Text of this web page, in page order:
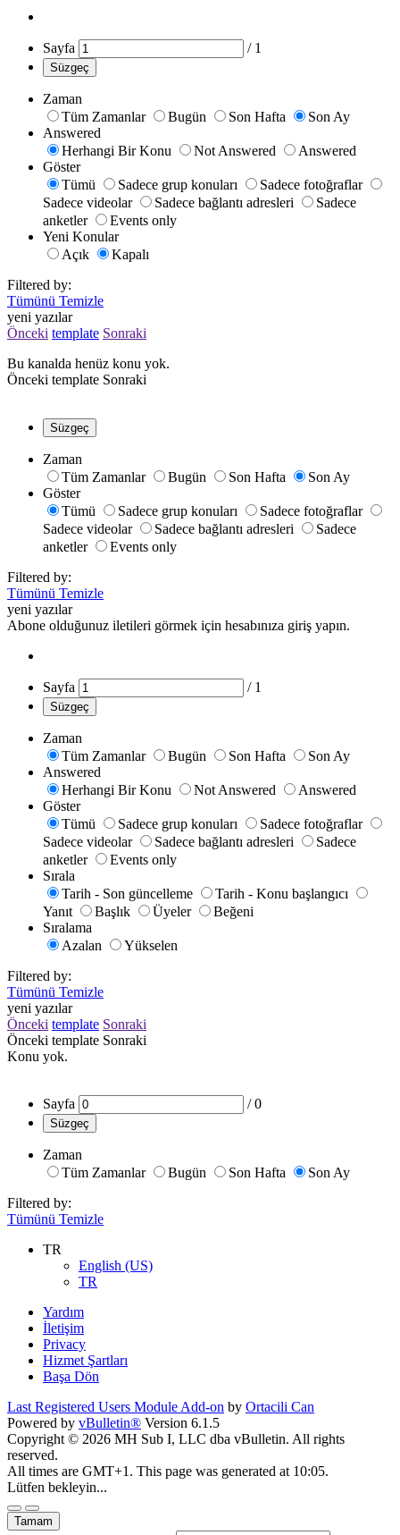
Sayfa / 1
Süzgeç
Zaman
Tüm Zamanlar
Bugün Son Hafta
Son Ay
Answered
Herhangi Bir Konu
Not Answered
Answered
Göster
Tümü
Sadece grup konuları
Sadece fotoğraflar
Sadece videolar
Sadece bağlantı adresleri
Sadece
anketler
Events only
Yeni Konular
Açık
Kapalı
Filtered by:
Tümünü Temizle
yeni yazılar
Önceki template Sonraki
Bu kanalda henüz konu yok.
Önceki template Sonraki
Süzgeç
Zaman
Tüm Zamanlar
Bugün Son Hafta
Son Ay
Göster
Tümü
Sadece grup konuları
Sadece fotoğraflar
Sadece videolar
Sadece bağlantı adresleri
Sadece
anketler
Events only
Filtered by:
Tümünü Temizle
yeni yazılar
Abone olduğunuz iletileri görmek için hesabınıza giriş yapın.
Sayfa / 1
Süzgeç
Zaman
Tüm Zamanlar
Bugün Son Hafta
Son Ay
Answered
Herhangi Bir Konu
Not Answered
Answered
Göster
Tümü
Sadece grup konuları
Sadece fotoğraflar
Sadece videolar
Sadece bağlantı adresleri
Sadece
anketler
Events only
Sırala
Tarih - Son güncelleme
Tarih - Konu başlangıcı
Yanıt
Başlık Üyeler
Beğeni
Sıralama
Azalan
Yükselen
Filtered by:
Tümünü Temizle
yeni yazılar
Önceki template Sonraki
Önceki template Sonraki
Konu yok.
Sayfa /0
Süzgeç
Zaman
Tüm Zamanlar
Bugün Son Hafta
Son Ay
Filtered by:
Tümünü Temizle
TR
English (US)
TR
Yardım
İletişim
Privacy
Hizmet Şartları
Başa Dön
Last Registered Users Module Add-on by Ortacili Can
Powered by vBulletin® Version 6.1.5
Copyright © 2026 MH Sub I, LLC dba vBulletin. All rights
reserved.
All times are GMT+1. This page was generated at 10:05.
Lütfen bekleyin...
Tamam